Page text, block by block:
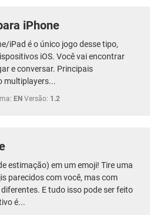
iPhone
iPad é o único jogo desse tipo,
iOS. Você vai encontrar
e conversar. Principais
multiplayers...
EN Versão: 1.2
estimação) em um emoji! Tire uma
parecidos com você, mas com
E tudo isso pode ser feito
é...